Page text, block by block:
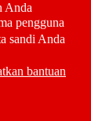
Anda
pengguna
sandi Anda
bantuan